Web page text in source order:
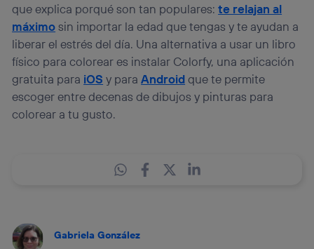
que explica porqué son tan populares:te relajan al
máximosin importar la edad que tengas y te ayudan a
liberar el estrés del día. Una alternativa a usar un libro
físico para colorear es instalar Colorfy, una aplicación
gratuita para iOS y paraAndroidque te permite
escoger entre decenas de dibujos y pinturas para
colorear a tu gusto.
Gabriela González